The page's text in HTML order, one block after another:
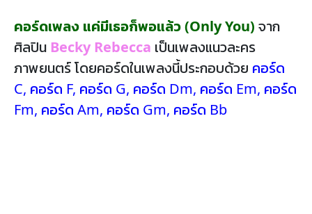
คอร์ดเพลง แค่มีเธอก็พอแล้ว (Only You) จาก
ศิลปิน Becky Rebecca เป็นเพลงแนวละคร
ภาพยนตร์ โดยคอร์ดในเพลงนี้ประกอบด้วย คอร์ด
C, คอร์ด F, คอร์ด G, คอร์ด Dm, คอร์ด Em, คอร์ด
Fm, คอร์ด Am, คอร์ด Gm, คอร์ด Bb